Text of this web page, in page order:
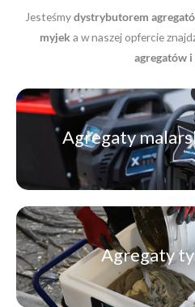
Jesteśmydystrybutorem
myjek a w naszej opfercie
agregatów
Agregaty
Agregaty